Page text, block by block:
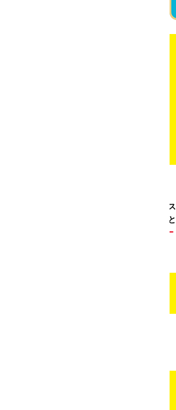
。ガソリンス
タンドや整備工場の既存インフラを活用すること
リー